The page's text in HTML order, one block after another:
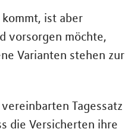
ist aber
vorsorgen möchte,
Varianten stehen zur
Tagessatz
die Versicherten ihre